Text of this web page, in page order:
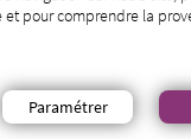
vous pouvez avoir
une vraie
pour comprendre la
Paramétrer